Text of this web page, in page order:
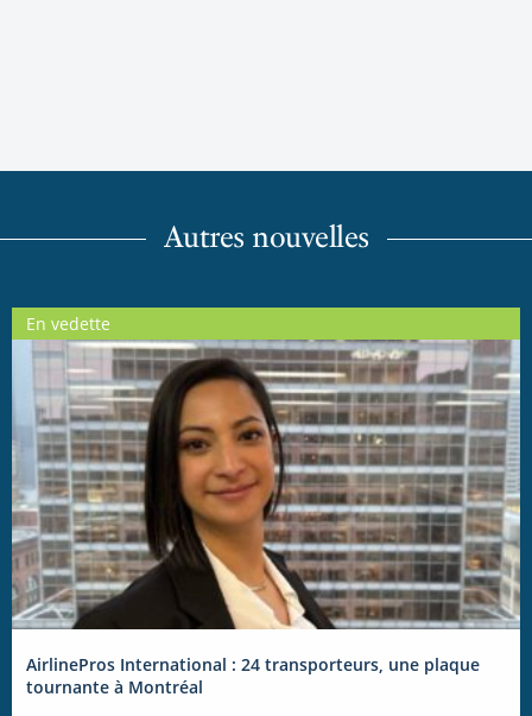
Autres nouvelles
En vedette
AirlinePros International : 24 transporteurs, une plaque
tournante à Montréal